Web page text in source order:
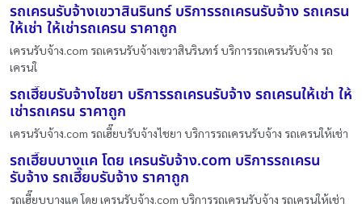
รถเครนรับจ้างเขวาสินรินทร์ บริการรถเครนรับจ้าง รถเครน
ให้เช่า ให้เช่ารถเครน ราคาถูก
เครนรับจ้าง.com รถเครนรับจ้างเขวาสินรินทร์ บริการรถเครนรับจ้าง รถ
เครนใ
รถเฮี๊ยบรับจ้างไชยา บริการรถเครนรับจ้าง รถเครนให้เช่า ให้
เช่ารถเครน ราคาถูก
เครนรับจ้าง.com รถเฮี๊ยบรับจ้างไชยา บริการรถเครนรับจ้าง รถเครนให้เช่า
รถเฮี๊ยบบางแค โดย เครนรับจ้าง.com บริการรถเครน
รับจ้าง รถเฮี๊ยบรับจ้าง ราคาถูก
รถเฮี๊ยบบางแค โดย เครนรับจ้าง.com บริการรถเครนรับจ้าง รถเครนให้เช่า